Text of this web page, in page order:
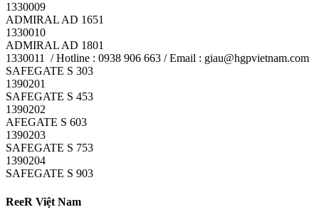
1330009
ADMIRAL AD 1651
1330010
ADMIRAL AD 1801
1330011 / Hotline : 0938 906 663 / Email : giau@hgpvietnam.com
SAFEGATE S 303
1390201
SAFEGATE S 453
1390202
AFEGATE S 603
1390203
SAFEGATE S 753
1390204
SAFEGATE S 903
ReeR Việt Nam